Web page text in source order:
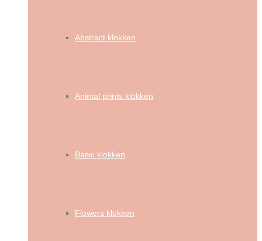
Abstract klokken
Animal prints klokken
Basic klokken
Flowers klokken